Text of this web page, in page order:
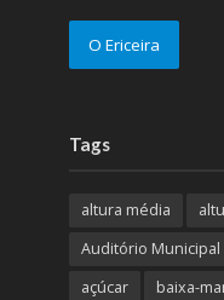
O Ericeira
Tags
altura média
Auditório Municipal
açúcar
baixa-